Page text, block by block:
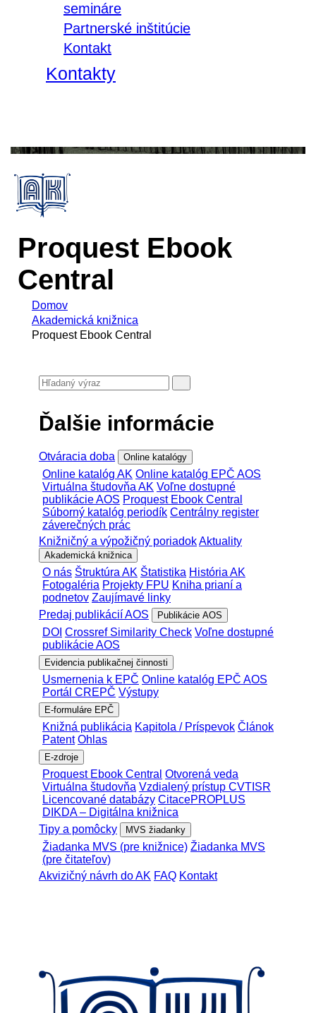
semináre
Partnerské inštitúcie
Kontakt
Kontakty
Proquest Ebook
Central
Domov
Akademická knižnica
Proquest Ebook Central
Ďalšie informácie
Otváracia doba Online katalógy
Online katalóg AK Online katalóg EPČ AOS
Virtuálna študovňa AK Voľne dostupné
publikácie AOS Proquest Ebook Central
Súborný katalóg periodík Centrálny register
záverečných prác
Knižničný a výpožičný poriadokAktuality
Akademická knižnica
O nás Štruktúra AK Štatistika História AK
Fotogaléria Projekty FPU Kniha prianí a
podnetov Zaujímavé linky
Predaj publikácií AOS
Publikácie AOS
DOI Crossref Similarity Check Voľne dostupné
publikácie AOS
Evidencia publikačnej činnosti
Usmernenia k EPČ Online katalóg EPČ AOS
Portál CREPČ Výstupy
E-formuláre EPČ
Knižná publikácia Kapitola / Príspevok Článok
Patent Ohlas
E-zdroje
Proquest Ebook Central Otvorená veda
Virtuálna študovňa Vzdialený prístup CVTISR
Licencované databázy CitacePROPLUS
DIKDA – Digitálna knižnica
Tipy a pomôcky
MVS žiadanky
Žiadanka MVS (pre knižnice) Žiadanka MVS
(pre čitateľov)
Akvizičný návrh do AK FAQ Kontakt